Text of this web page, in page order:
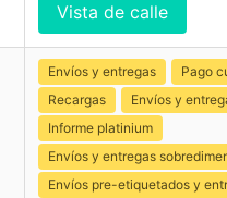
Vista de calle
Envíos y entregas
Pago
Recargas
Envíos y
Informe platinium
Envíos y entregas
Envíos pre-etiquetados y